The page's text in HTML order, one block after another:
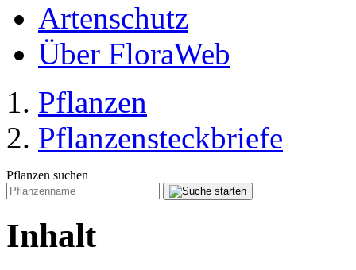
Artenschutz
Über FloraWeb
Pflanzen
Pflanzensteckbriefe
Pflanzen suchen
Inhalt